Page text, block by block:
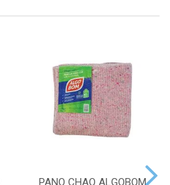
PANO CHAO ALGOBOM